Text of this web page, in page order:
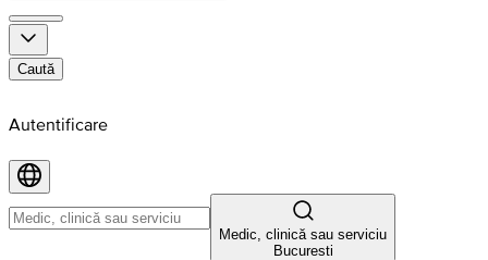
Caută
Autentificare
Medic, clinică sau serviciu
Bucuresti